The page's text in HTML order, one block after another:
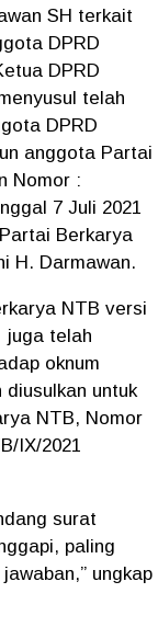
SH terkait
DPRD
DPRD
telah
DPRD
anggota Partai
Nomor :
7 Juli 2021
Berkarya
H. Darmawan.
NTB versi
juga telah
oknum
untuk
NTB, Nomor
IX/2021
surat
paling
ungkap